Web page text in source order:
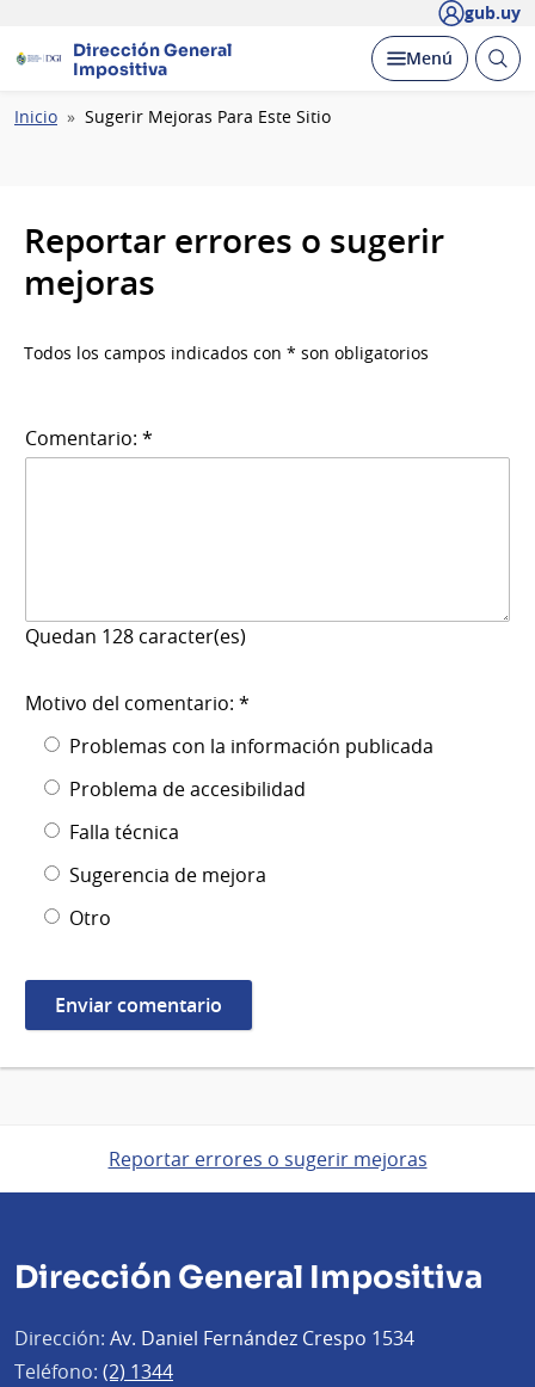
gub.uy
Dirección General
Impositiva
Desplegar
Menú Abrir
Ruta
Inicio Sugerir Mejoras Para Este Sitio
Reportar errores o sugerir
mejoras
Todos los campos indicados con * son obligatorios
Comentario: *
Quedan 128 caracter(es)
Motivo del comentario: *
Problemas con la información publicada
Problema de accesibilidad
Falla técnica
Sugerencia de mejora
Otro
Reportar errores o sugerir mejoras
Dirección General Impositiva
Dirección: Av. Daniel Fernández Crespo 1534
Teléfono: (2) 1344